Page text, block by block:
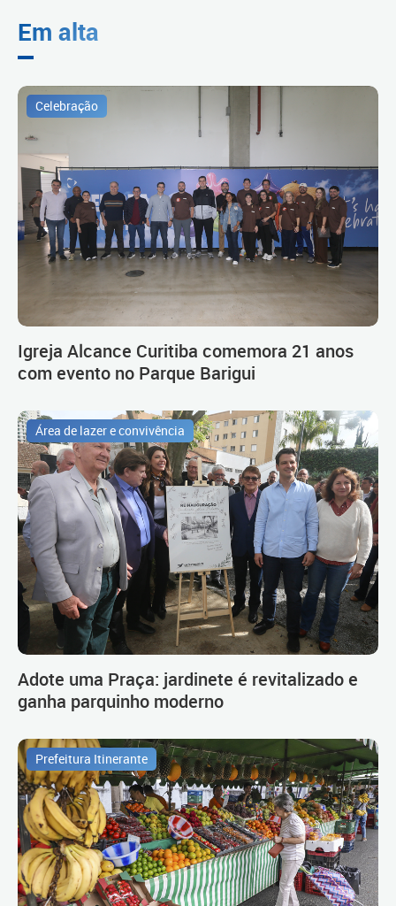
Em alta
Celebração
Igreja Alcance Curitiba comemora 21 anos
com evento no Parque Barigui
Área de lazer e convivência
Adote uma Praça: jardinete é revitalizado e
ganha parquinho moderno
Prefeitura Itinerante